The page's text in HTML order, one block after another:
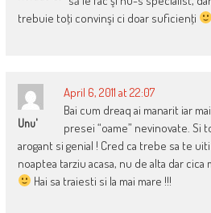
trebuie toţi convinşi ci doar suficienţi
Unu'
April 6, 2011 at 22:07
Bai cum dreaq ai manarit iar
presei “oame” nevinovate. Si
arogant si genial ! Cred ca trebe sa te
noaptea tarziu acasa, nu de alta dar cica
Hai sa traiesti si la mai mare !!!